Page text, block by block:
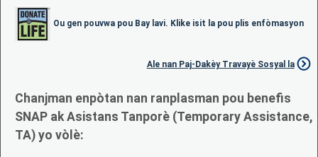
Ou gen pouvwa pou Bay lavi. Klike isit la pou plis enfòmasyon
Ale nan Paj-Dakèy Travayè Sosyal la
Chanjman enpòtan nan ranplasman pou benefis
SNAP ak Asistans Tanporè (Temporary Assistance,
TA) yo vòlè: